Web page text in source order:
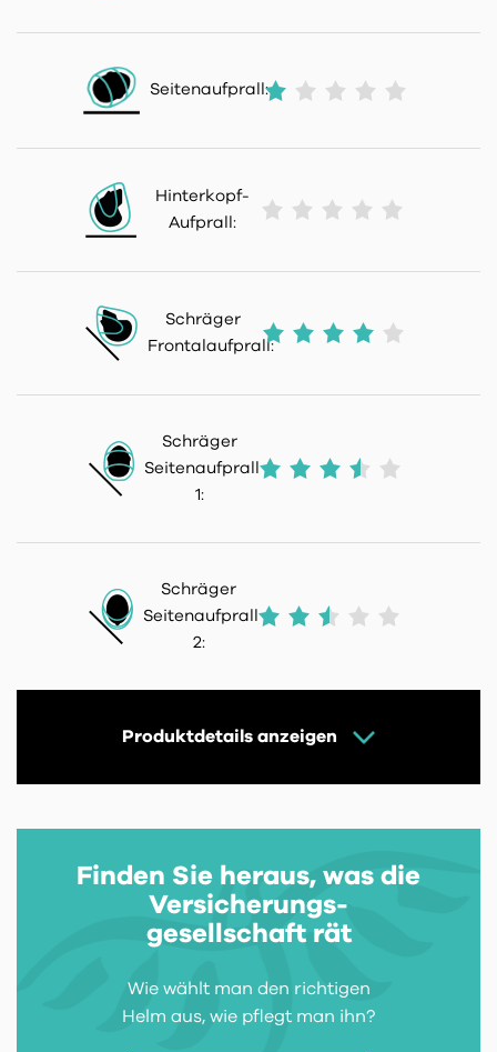
Seitenaufprall:
Hinterkopf-
Aufprall:
Schräger
Frontalaufprall:
Schräger
Seitenaufprall
1:
Schräger
Seitenaufprall
2:
Produktdetails anzeigen
Finden Sie heraus, was die
Versicherungs-
gesellschaft rät
Wie wählt man den richtigen
Helm aus, wie pflegt man ihn?